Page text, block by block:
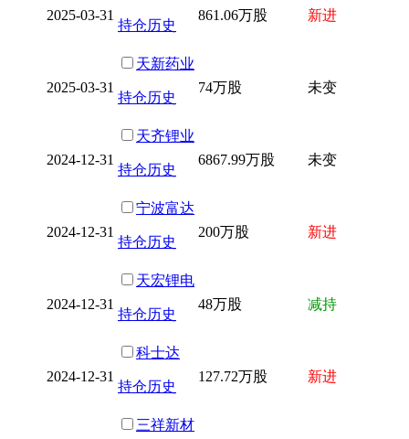
2025-03-31
持仓历史
861.06万股 新进
2025-03-31
天新药业
持仓历史
74万股 未变
2024-12-31
天齐锂业
持仓历史
6867.99万股 未变
2024-12-31
宁波富达
持仓历史
200万股 新进
2024-12-31
天宏锂电
持仓历史
48万股 减持
2024-12-31
科士达
持仓历史
127.72万股 新进
三祥新材